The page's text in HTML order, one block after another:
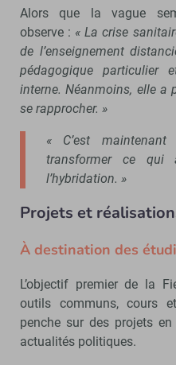
Alors que la vague
observe : « La crise
de l’enseignement
pédagogique particulier
interne. Néanmoins, elle a
se rapprocher. »
« C’est
transformer ce
l’hybridation. »
Projets et
À destination des
L’objectif premier de la
outils communs, cours
penche sur des projets
actualités politiques.